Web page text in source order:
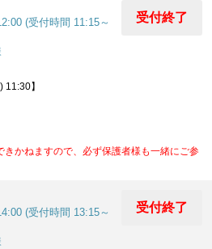
(受付時間 11:15～
受付終了
11:30】
かねますので、必ず保護者様も一緒にご参
(受付時間 13:15～
受付終了